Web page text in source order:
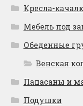
Кресла-
Мебель под
Обеденные
Венская
Папасаны и
Подушки